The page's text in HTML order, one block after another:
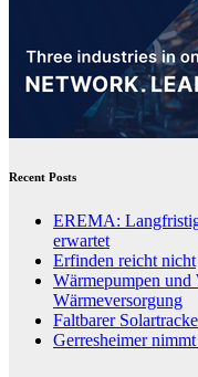
Recent Posts
EREMA:
erwartet
Erfinden reicht nicht
Wärmepumpen
Wärmeversorgung
Faltbarer
Gerresheimer